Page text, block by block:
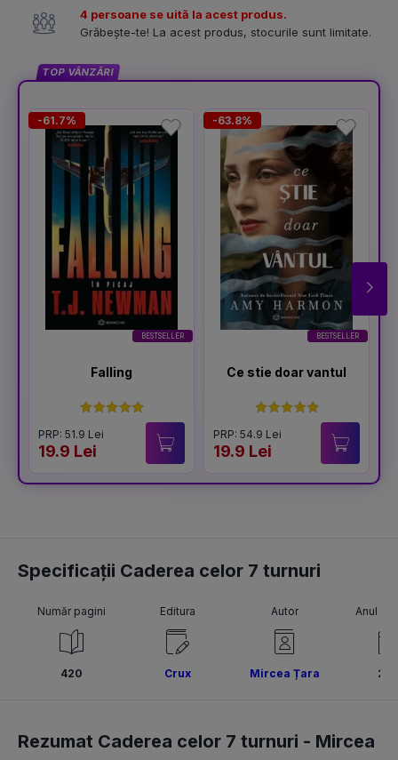
4 persoane se uită la acest produs.
Grăbește-te! La acest produs, stocurile sunt limitate.
TOP VÂNZĂRI
BESTSELLER
-61.7%
Falling
PRP: 51.9 Lei
19.9 Lei
BESTSELLER
-63.8%
Ce stie doar vantul
PRP: 54.9 Lei
19.9 Lei
Specificații Caderea celor 7 turnuri
Număr pagini
420
Editura
Crux
Autor
Mircea Țara
Anul
Rezumat Caderea celor 7 turnuri - Mircea